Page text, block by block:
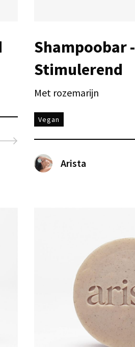
Shampoobar -
Stimulerend
Met rozemarijn
Vegan
Arista